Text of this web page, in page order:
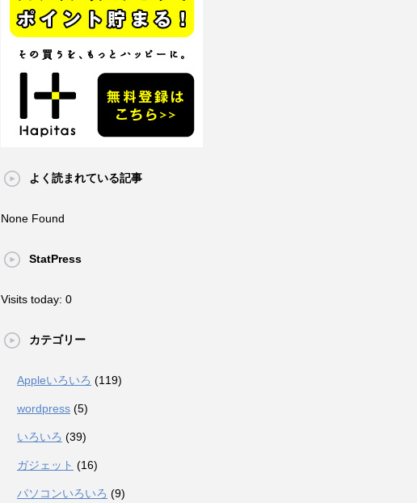
よく読まれている記事
None Found
StatPress
Visits today: 0
カテゴリー
Appleいろいろ (119)
wordpress (5)
いろいろ (39)
ガジェット (16)
パソコンいろいろ (9)